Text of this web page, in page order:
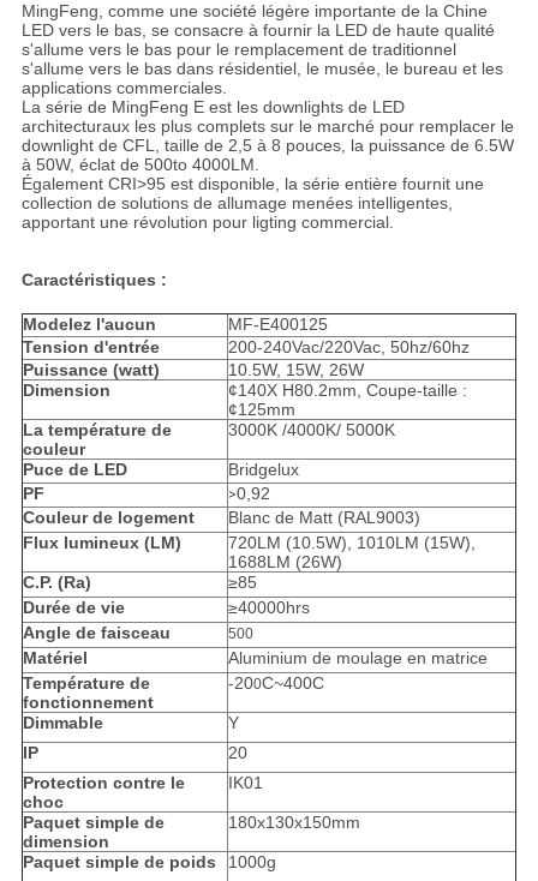
MingFeng, comme une société légère importante de la Chine
LED vers le bas, se consacre à fournir la LED de haute qualité
s'allume vers le bas pour le remplacement de traditionnel
s'allume vers le bas dans résidentiel, le musée, le bureau et les
applications commerciales.
La série de MingFeng E est les downlights de LED
architecturaux les plus complets sur le marché pour remplacer le
downlight de CFL, taille de 2,5 à 8 pouces, la puissance de 6.5W
à 50W, éclat de 500to 4000LM.
Également CRI>95 est disponible, la série entière fournit une
collection de solutions de allumage menées intelligentes,
apportant une révolution pour ligting commercial.
Caractéristiques :
Modelez l'aucun
MF-E400125
Tension d'entrée
200-240Vac/220Vac, 50hz/60hz
Puissance (watt)
10.5W, 15W, 26W
Dimension
¢140X H80.2mm, Coupe-taille :
¢125mm
La température de
couleur
3000K /4000K/ 5000K
Puce de LED
Bridgelux
PF
>0,92
Couleur de logement
Blanc de Matt (RAL9003)
Flux lumineux (LM)
720LM (10.5W), 1010LM (15W),
1688LM (26W)
C.P. (Ra)
≥85
Durée de vie
≥40000hrs
Angle de faisceau
500
Matériel
Aluminium de moulage en matrice
Température de
fonctionnement
-200C~400C
Dimmable
Y
IP
20
Protection contre le
choc
IK01
Paquet simple de
dimension
180x130x150mm
Paquet simple de poids 1000g